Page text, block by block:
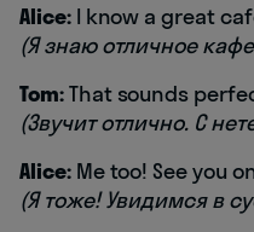
Alice:I know a great
(Я знаю отличное
Tom:That sounds
(Звучит отлично. С
Alice:Me too! See you
(Я тоже! Увидимся в